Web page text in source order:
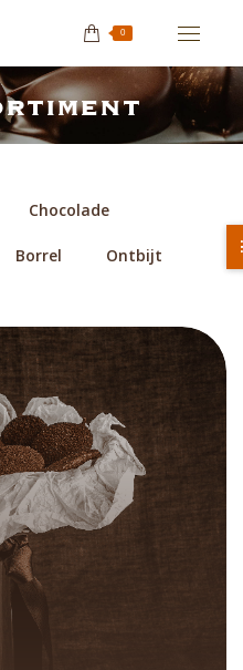
0
hier:
Chocolade
Borrel Ontbijt